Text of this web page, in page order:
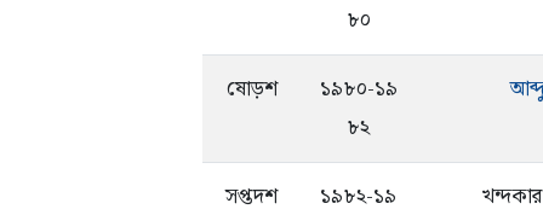
৮০
ষোড়শ
১৯৮০-১৯
৮২
সপ্তদশ
১৯৮২-১৯